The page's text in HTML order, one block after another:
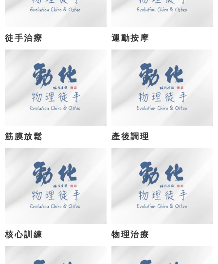
徒手治療 運動按摩
筋膜放鬆 產後調理
核心訓練 物理治療